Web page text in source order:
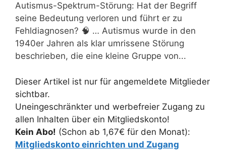
Autismus-Spektrum-Störung: Hat der Begriff
seine Bedeutung verloren und führt er zu
Fehldiagnosen? 🧠 … Autismus wurde in den
1940er Jahren als klar umrissene Störung
beschrieben, die eine kleine Gruppe von...
Dieser Artikel ist nur für angemeldete Mitglieder
sichtbar.
Uneingeschränkter und werbefreier Zugang zu
allen Inhalten über ein Mitgliedskonto!
Kein Abo! (Schon ab 1,67€ für den Monat):
Mitgliedskonto einrichten und Zugang